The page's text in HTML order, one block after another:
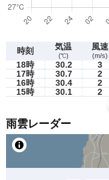
時刻 気温
(℃)
風速
(m/s)
18時 30.2 3
17時
30.7 2
16時
30.4 2
15時
30.1 2
雨雲レーダー